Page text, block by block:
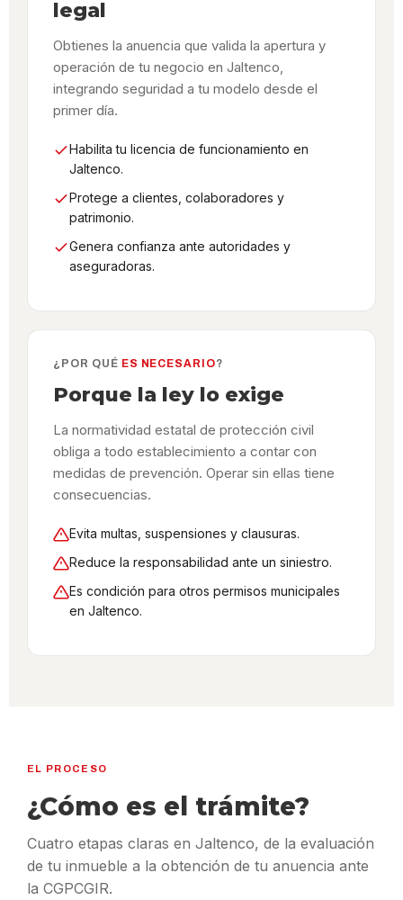
legal
Obtienes la anuencia que valida la apertura y
operación de tu negocio en Jaltenco,
integrando seguridad a tu modelo desde el
primer día.
Habilita tu licencia de funcionamiento en
Jaltenco.
Protege a clientes, colaboradores y
patrimonio.
Genera confianza ante autoridades y
aseguradoras.
¿POR QUÉ ES NECESARIO?
Porque la ley lo exige
La normatividad estatal de protección civil
obliga a todo establecimiento a contar con
medidas de prevención. Operar sin ellas tiene
consecuencias.
Evita multas, suspensiones y clausuras.
Reduce la responsabilidad ante un siniestro.
Es condición para otros permisos municipales
en Jaltenco.
EL PROCESO
¿Cómo es el trámite?
Cuatro etapas claras en Jaltenco, de la evaluación
de tu inmueble a la obtención de tu anuencia ante
la CGPCGIR.